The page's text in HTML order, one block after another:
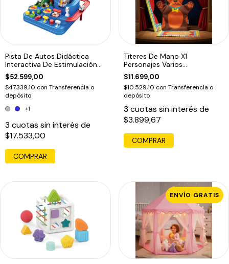
Pista De Autos Didáctica
Interactiva De Estimulación
Motriz
$52.599,00
$47.339,10 con Transferencia o
depósito
+1
3 cuotas sin interés de
$17.533,00
COMPRAR
Titeres De Mano X1
Personajes Varios
Dramatizacion Educando
$11.699,00
$10.529,10 con Transferencia o
depósito
3 cuotas sin interés de
$3.899,67
COMPRAR
ENVÍO GRATIS